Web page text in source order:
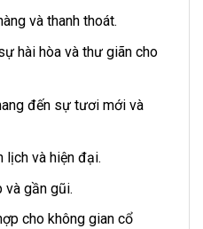
và thanh thoát.
hài hòa và thư giãn cho
đến sự tươi mới và
lịch và hiện đại.
và gần gũi.
cho không gian cổ